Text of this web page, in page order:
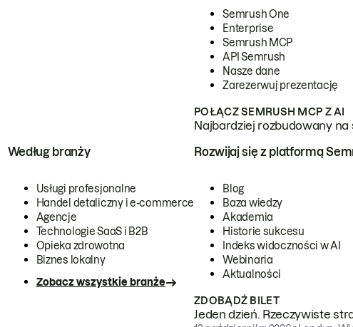
Semrush One
Enterprise
Semrush MCP
API Semrush
Nasze dane
Zarezerwuj prezentację
POŁĄCZ SEMRUSH MCP Z AI
Najbardziej rozbudowany
Według branży
Usługi profesjonalne
Handel detaliczny i e-commerce
Agencje
Technologie SaaS i B2B
Opieka zdrowotna
Biznes lokalny
Zobacz wszystkie branże
Rozwijaj się z platformą
Blog
Baza wiedzy
Akademia
Historie sukcesu
Indeks widoczności w AI
Webinaria
Aktualności
ZDOBĄDŹ BILET
Jeden dzień. Rzeczywiste